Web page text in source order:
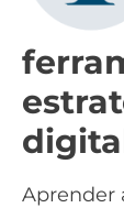
Aprender